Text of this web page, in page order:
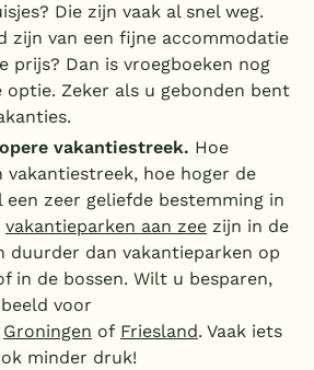
Die zijn vaak al snel weg.
zijn van een fijne accommodatie
prijs? Dan is vroegboeken nog
optie. Zeker als u gebonden bent
vakantiestreek. Hoe
vakantiestreek, hoe hoger de
een zeer geliefde bestemming in
vakantieparken aan zee zijn in de
duurder dan vakantieparken op
in de bossen. Wilt u besparen,
voor
Groningen of Friesland. Vaak iets
minder druk!